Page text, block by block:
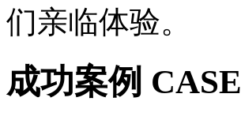
们亲临体验。
成功案例 CASE